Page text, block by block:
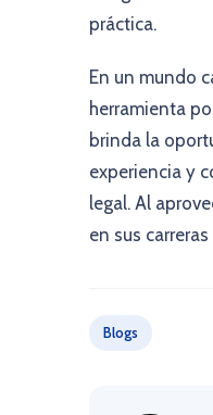
práctica.
En un mundo
herramienta
brinda la
experiencia y
legal. Al
en sus
Blogs